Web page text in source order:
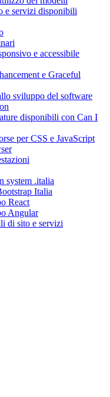
e servizi disponibili
e accessibile
e Graceful
sviluppo del software
disponibili con Can I
per CSS e JavaScript
system .italia
Italia
React
Angular
di sito e servizi